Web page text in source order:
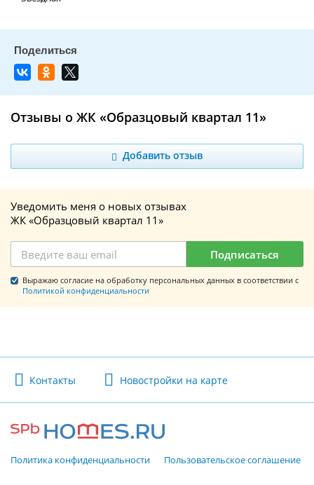
Отзывы о ЖК «Образцовый квартал 11»
Добавить отзыв
Уведомить меня о новых отзывах
ЖК «Образцовый квартал 11»
Подписаться
Выражаю согласие на обработку персональных данных в соответствии с
Политикой конфиденциальности
Контакты Новостройки на карте
Политика конфиденциальности Пользовательское соглашение